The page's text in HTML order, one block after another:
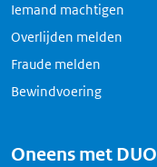
Iemand machtigen
Overlijden melden
Fraude melden
Bewindvoering
Oneens met DUO